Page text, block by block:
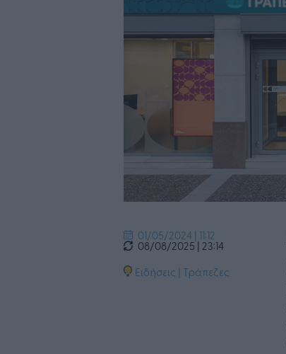
01/05/2024 | 11:12
08/08/2025 | 23:14
Ειδήσεις | Τράπεζες